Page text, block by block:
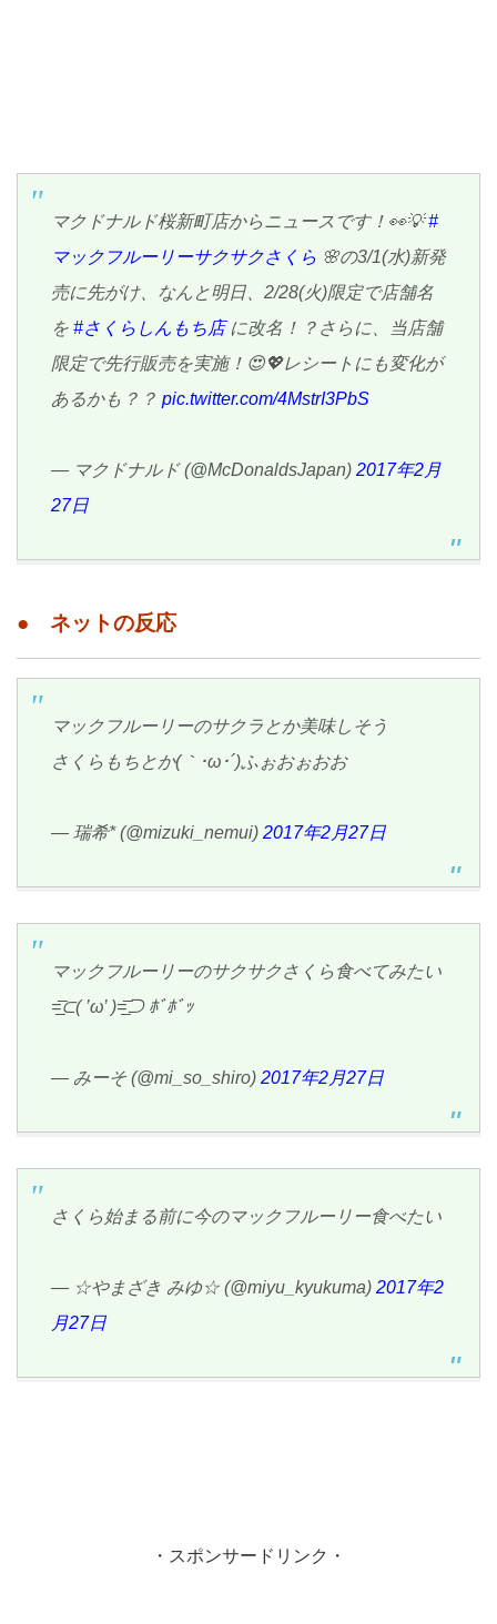
マクドナルド桜新町店からニュースです！👀💡#
マックフルーリーサクサクさくら 🌸の3/1(水)新発
売に先がけ、なんと明日、2/28(火)限定で店舗名
を #さくらしんもち店に改名！？さらに、当店舗
限定で先行販売を実施！😍💖レシートにも変化が
あるかも？？ pic.twitter.com/4MstrI3PbS
— マクドナルド (@McDonaldsJapan) 2017年2月
27日
● ネットの反応
マックフルーリーのサクラとか美味しそう
さくらもちとか(｀･ω･´)ふぉおぉおお
— 瑞希* (@mizuki_nemui) 2017年2月27日
マックフルーリーのサクサクさくら食べてみたい
=͟͟͞͞⊂( ’ω’ )=͟͟͞͞⊃ ﾎﾞﾎﾞｯ
— みーそ (@mi_so_shiro) 2017年2月27日
さくら始まる前に今のマックフルーリー食べたい
— ☆やまざき みゆ☆ (@miyu_kyukuma) 2017年2
月27日
・スポンサードリンク・